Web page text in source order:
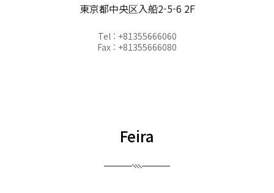
東京都中央区入船2-5-6 2F
Tel : +81355666060
Fax : +81355666080
Feira